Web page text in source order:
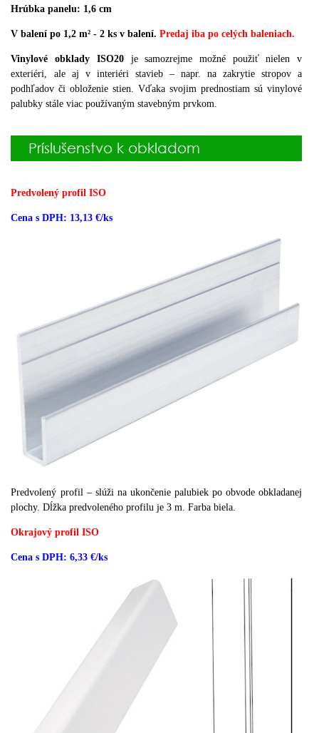
Hrúbka panelu: 1,6 cm
V balení po 1,2 m² - 2 ks v balení. Predaj iba po celých baleniach.
Vinylové obklady ISO20 je samozrejme možné použiť nielen v
exteriéri, ale aj v interiéri stavieb – napr. na zakrytie stropov a
podhľadov či obloženie stien. Vďaka svojim prednostiam sú vinylové
palubky stále viac používaným stavebným prvkom.
Príslušenstvo k obkladom
Predvolený profil ISO
Cena s DPH: 13,13 €/ks
Predvolený profil – slúži na ukončenie palubiek po obvode obkladanej
plochy. Dĺžka predvoleného profilu je 3 m. Farba biela.
Okrajový profil ISO
Cena s DPH: 6,33 €/ks